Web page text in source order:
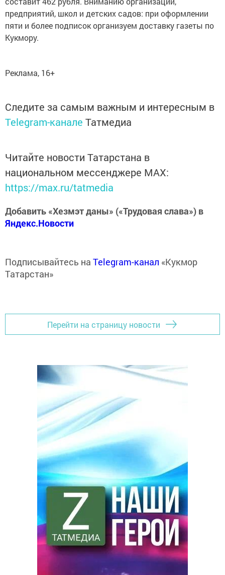
предприятий, школ и детских садов: при оформлении
пяти и более подписок организуем доставку газеты по
Кукмору.
Реклама, 16+
Следите за самым важным и интересным в
Telegram-канале Татмедиа
Читайте новости Татарстана в
национальном мессенджере MАХ:
https://max.ru/tatmedia
Добавить «Хезмэт даны» («Трудовая слава») в
Яндекс.Новости
Подписывайтесь на Telegram-канал «Кукмор
Татарстан»
Перейти на страницу новости